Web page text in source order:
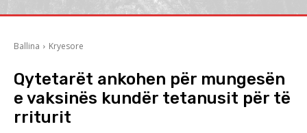
Ballina Kryesore
Qytetarët ankohen për mungesën
e vaksinës kundër tetanusit për të
rriturit